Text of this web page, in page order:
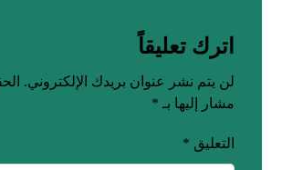
اترك تعليقاً
لن يتم نشر عنوان بريدك الإلكتروني.
مشار إليها بـ *
التعليق *